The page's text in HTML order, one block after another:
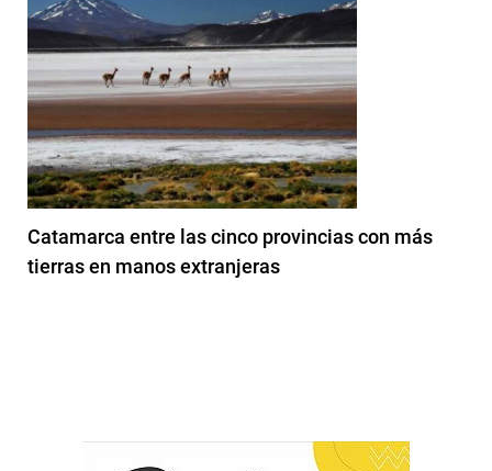
Catamarca entre las cinco provincias con más
tierras en manos extranjeras